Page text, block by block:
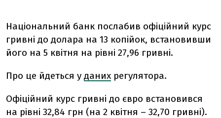
Національний банк послабив офіційний курс
гривні до долара на 13 копійок, встановивши
його на 5 квітня на рівні 27,96 гривні.
Про це йдеться у даних регулятора.
Офіційний курс гривні до євро встановився
на рівні 32,84 грн (на 2 квітня – 32,70 гривні).